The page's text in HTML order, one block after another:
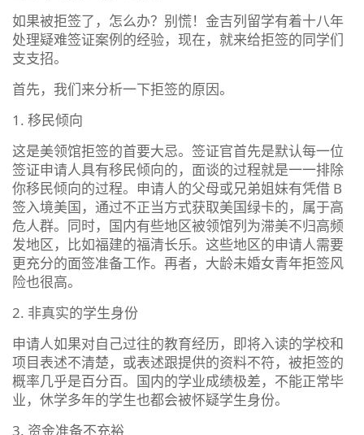
如果被拒签了，怎么办？别慌！金吉列留学有着十八年
处理疑难签证案例的经验，现在，就来给拒签的同学们
支支招。
首先，我们来分析一下拒签的原因。
1. 移民倾向
这是美领馆拒签的首要大忌。签证官首先是默认每一位
签证申请人具有移民倾向的，面谈的过程就是一一排除
你移民倾向的过程。申请人的父母或兄弟姐妹有凭借 B
签入境美国，通过不正当方式获取美国绿卡的，属于高
危人群。同时，国内有些地区被领馆列为滞美不归高频
发地区，比如福建的福清长乐。这些地区的申请人需要
更充分的面签准备工作。再者，大龄未婚女青年拒签风
险也很高。
2. 非真实的学生身份
申请人如果对自己过往的教育经历，即将入读的学校和
项目表述不清楚，或表述跟提供的资料不符，被拒签的
概率几乎是百分百。国内的学业成绩极差，不能正常毕
业，休学多年的学生也都会被怀疑学生身份。
3. 资金准备不充裕